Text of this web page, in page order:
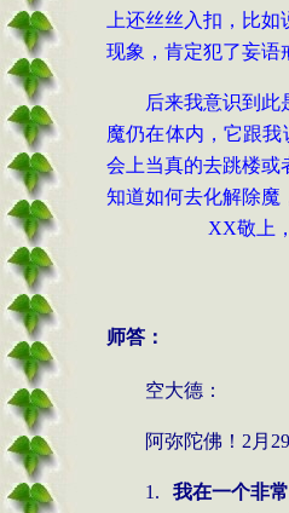
上还丝丝入扣，比
现象，肯定犯了妄语
后来我意识到此
魔仍在体内，它跟
会上当真的去跳楼或
知道如何去化解除魔
XX敬上
师答：
空大德：
阿弥陀佛！ 2 月 29
1. 我在一个非